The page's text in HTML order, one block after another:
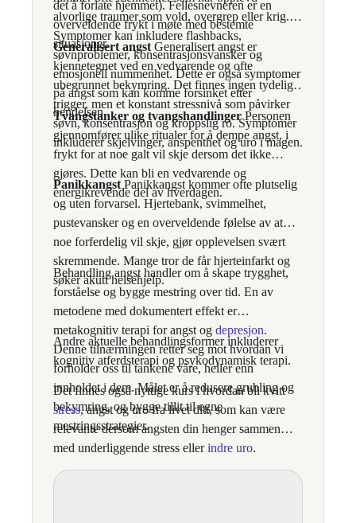
det å forlate hjemmet). Fellesnevneren er en
overveldende frykt i møte med bestemte
situasjoner.
alvorlige traumer som vold, overgrep eller krig.
Symptomer kan inkludere flashbacks,
søvnproblemer, konsentrasjonsvansker og
emosjonell nummenhet. Dette er også symptomer
på angst som kan komme forsinket etter
hendelsen.
Generalisert angstGeneralisert angst er
kjennetegnet ved en vedvarende og ofte
ubegrunnet bekymring. Det finnes ingen tydelig
trigger, men et konstant stressnivå som påvirker
søvn, konsentrasjon og kroppslig ro. Symptomer
inkluderer skjelvinger, anspenthet og uro i magen.
Tvangstanker og tvangshandlingerPersonen
gjennomfører ulike ritualer for å dempe angst, i
frykt for at noe galt vil skje dersom det ikke
gjøres. Dette kan bli en vedvarende og
energikrevende del av hverdagen.
Panikkangst Panikkangst kommer ofte plutselig
og uten forvarsel. Hjertebank, svimmelhet,
pustevansker og en overveldende følelse av at
noe forferdelig vil skje, gjør opplevelsen svært
skremmende. Mange tror de får hjerteinfarkt og
søker akutt helsehjelp.
Behandling angst handler om å skape trygghet,
forståelse og bygge mestring over tid. En av
metodene med dokumentert effekt er
metakognitiv terapi for angst og depresjon.
Denne tilnærmingen retter seg mot hvordan vi
forholder oss til tankene våre, heller enn
innholdet i dem. Målet er å redusere grubling og
bekymring, og bygge tillit til egne
mestringsstrategier.
Andre aktuelle behandlingsformer inkluderer
kognitiv atferdsterapi og psykodynamisk terapi.
Det finnes også nyttige kurs i hvordan bli kvitt
stress, angst og uro fra livet ditt, som kan være
relevante dersom angsten din henger sammen
med underliggende stress ellerindre uro.